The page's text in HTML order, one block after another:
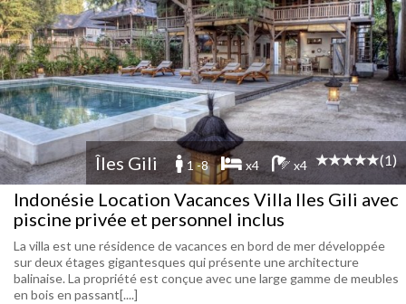
Îles Gili 1 -8 x4 x4 (1)
Indonésie Location Vacances Villa Iles Gili avec
piscine privée et personnel inclus
La villa est une résidence de vacances en bord de mer développée
sur deux étages gigantesques qui présente une architecture
balinaise. La propriété est conçue avec une large gamme de meubles
en bois en passant[....]